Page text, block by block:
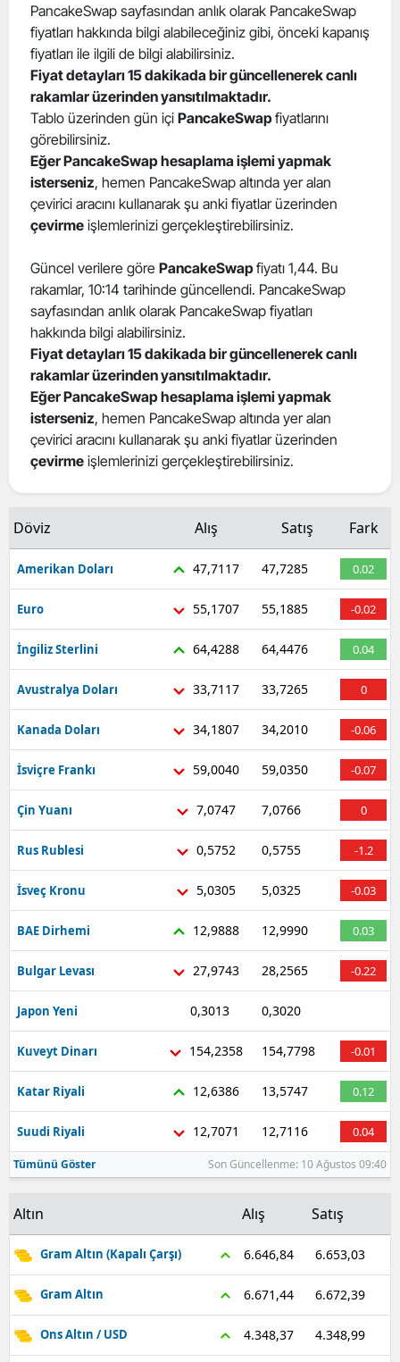
Çankırı
Çorum
Denizli
Edirne
Elazığ
Erzurum
Giresun
Gümüşhane
Isparta
Mersin
İzmir
Kars
Kastamonu
Kayseri
Kırklareli
Kırşehir
Konya
Kütahya
Malatya
Kahramanmaraş
Mardin
Muğla
Muş
Nevşehir
Rize
Sakarya
PancakeSwap sayfasından anlık olarak PancakeSwap
fiyatları hakkında bilgi alabileceğiniz gibi, önceki kapanış
fiyatları ile ilgili de bilgi alabilirsiniz.
Fiyat detayları 15 dakikada bir güncellenerek canlı
rakamlar üzerinden yansıtılmaktadır.
Tablo üzerinden gün içi PancakeSwapfiyatlarını
görebilirsiniz.
Eğer PancakeSwap hesaplama işlemi yapmak
isterseniz, hemen PancakeSwap altında yer alan
çevirici aracını kullanarak şu anki fiyatlar üzerinden
çevirme işlemlerinizi gerçekleştirebilirsiniz.
Güncel verilere göre PancakeSwapfiyatı 1,44. Bu
rakamlar, 10:14 tarihinde güncellendi. PancakeSwap
sayfasından anlık olarak PancakeSwap fiyatları
hakkında bilgi alabilirsiniz.
Fiyat detayları 15 dakikada bir güncellenerek canlı
rakamlar üzerinden yansıtılmaktadır.
Eğer PancakeSwap hesaplama işlemi yapmak
isterseniz, hemen PancakeSwap altında yer alan
çevirici aracını kullanarak şu anki fiyatlar üzerinden
çevirme işlemlerinizi gerçekleştirebilirsiniz.
Döviz Alış Satış Fark
Amerikan Doları 47,7117 47,7285 0.02
Euro 55,1707 55,1885 -0.02
İngiliz Sterlini 64,4288 64,4476 0.04
Avustralya Doları 33,7117 33,7265 0
Kanada Doları 34,1807 34,2010 -0.06
İsviçre Frankı 59,0040 59,0350 -0.07
Çin Yuanı 7,0747 7,0766 0
Rus Rublesi 0,5752 0,5755 -1.2
İsveç Kronu 5,0305 5,0325 -0.03
BAE Dirhemi 12,9888 12,9990 0.03
Bulgar Levası 27,9743 28,2565 -0.22
Japon Yeni 0,3013 0,3020
Kuveyt Dinarı 154,2358 154,7798 -0.01
Katar Riyali 12,6386 13,5747 0.12
Suudi Riyali 12,7071 12,7116 0.04
Tümünü Göster Son Güncellenme: 10 Ağustos 09:40
Altın Alış Satış
Gram Altın (Kapalı Çarşı) 6.646,84 6.653,03
Gram Altın 6.671,44 6.672,39
Ons Altın / USD 4.348,37 4.348,99